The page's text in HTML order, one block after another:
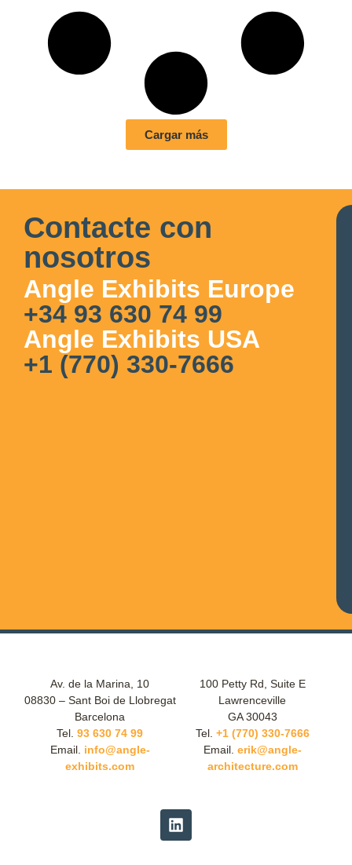
Cargar más
Contacte con
nosotros
Angle Exhibits Europe
+34 93 630 74 99
Angle Exhibits USA
+1 (770) 330-7666
Av. de la Marina, 10
08830 – Sant Boi de Llobregat
Barcelona
Tel. 93 630 74 99
Email. info@angle-
exhibits.com
100 Petty Rd, Suite E
Lawrenceville
GA 30043
Tel. +1 (770) 330-7666
Email. erik@angle-
architecture.com